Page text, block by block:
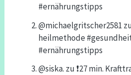
#ernährungstipps
@michaelgritscher2581
heilmethode
#ernährungstipps
@siska. zu ❗️27 min.